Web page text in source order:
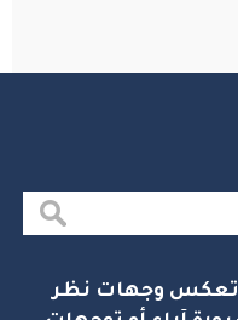
تعكس وجهات نظر